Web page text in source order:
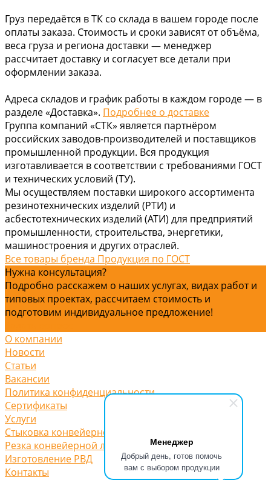
Менеджер
Добрый день, готов помочь
вам с выбором продукции
Груз передаётся в ТК со склада в вашем городе после
оплаты заказа. Стоимость и сроки зависят от объёма,
веса груза и региона доставки — менеджер
рассчитает доставку и согласует все детали при
оформлении заказа.
Адреса складов и график работы в каждом городе — в
разделе «Доставка». Подробнее о доставке
Группа компаний «СТК» является партнёром
российских заводов-производителей и поставщиков
промышленной продукции. Вся продукция
изготавливается в соответствии с требованиями ГОСТ
и технических условий (ТУ).
Мы осуществляем поставки широкого ассортимента
резинотехнических изделий (РТИ) и
асбестотехнических изделий (АТИ) для предприятий
промышленности, строительства, энергетики,
машиностроения и других отраслей.
Все товары бренда Продукция по ГОСТ
Нужна консультация?
Подробно расскажем о наших услугах, видах работ и
типовых проектах, рассчитаем стоимость и
подготовим индивидуальное предложение!
О компании
Новости
Статьи
Вакансии
Политика конфиденциальности
Сертификаты
Услуги
Стыковка конвейерной ленты
Резка конвейерной ленты
Изготовление РВД
Контакты